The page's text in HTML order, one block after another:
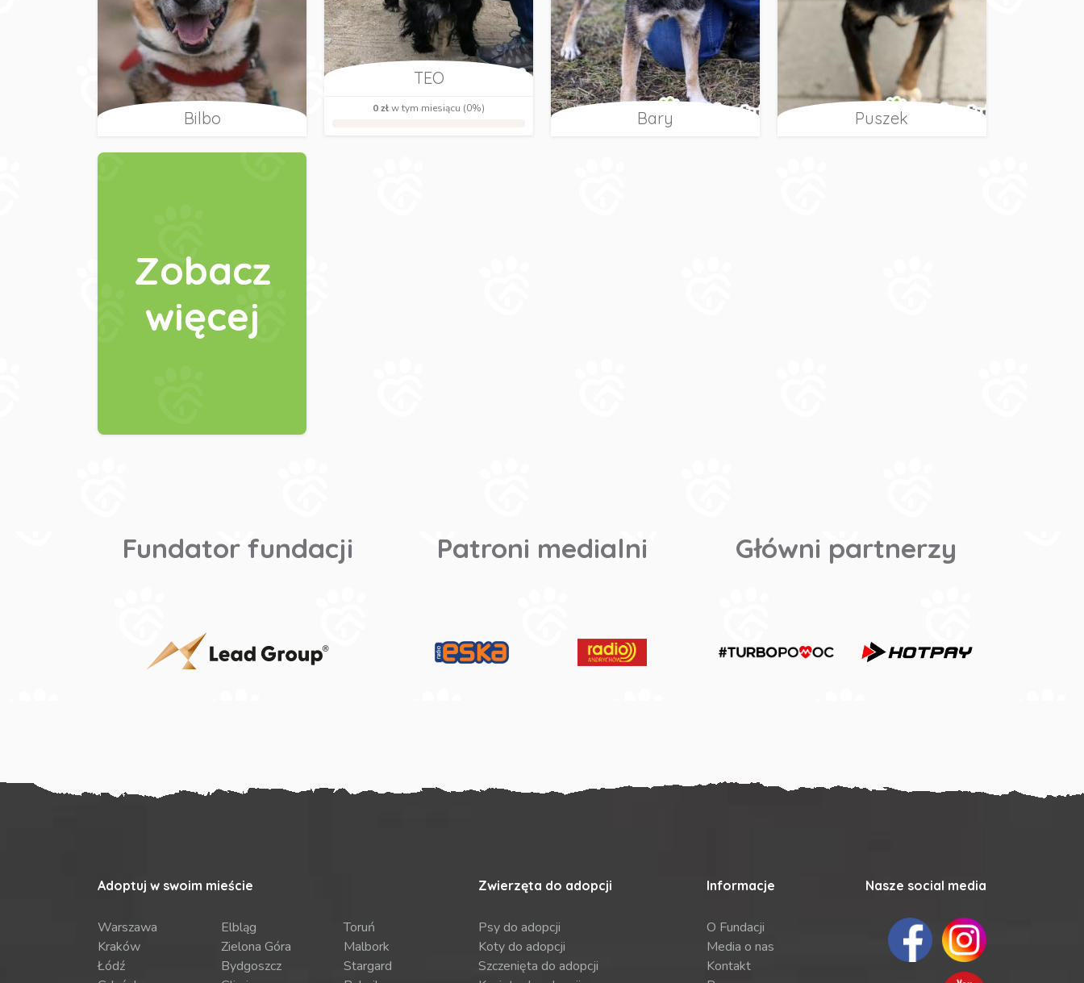
Bilbo
TEO
0 złw tym miesiącu (0%) Bary Puszek
Zobacz
więcej
Fundator fundacji Patroni medialni Główni partnerzy
Adoptuj w swoim mieście
Warszawa
Kraków
Łódź
Elbląg
Zielona Góra
Bydgoszcz
Toruń
Malbork
Stargard
Zwierzęta do adopcji
Psy do adopcji
Koty do adopcji
Szczenięta do adopcji
Informacje
O Fundacji
Media o nas
Kontakt
Nasze social media